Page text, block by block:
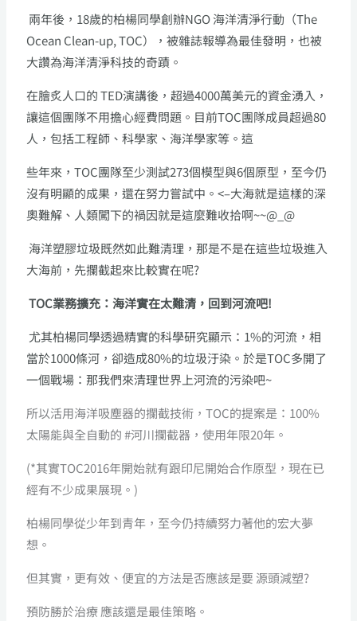
兩年後，18歲的柏楊同學創辦NGO 海洋清淨行動（The
Ocean Clean-up, TOC），被雜誌報導為最佳發明，也被
大讚為海洋清淨科技的奇蹟。
在膾炙人口的 TED演講後，超過4000萬美元的資金湧入，
讓這個團隊不用擔心經費問題。目前TOC團隊成員超過80
人，包括工程師、科學家、海洋學家等。這
些年來，TOC團隊至少測試273個模型與6個原型，至今仍
沒有明顯的成果，還在努力嘗試中。<–大海就是這樣的深
奧難解、人類闖下的禍因就是這麼難收拾啊~~@_@
海洋塑膠垃圾既然如此難清理，那是不是在這些垃圾進入
大海前，先攔截起來比較實在呢?
TOC業務擴充：海洋實在太難清，回到河流吧!
尤其柏楊同學透過精實的科學研究顯示：1%的河流，相
當於1000條河，卻造成80%的垃圾汙染。於是TOC多開了
一個戰場：那我們來清理世界上河流的污染吧~
所以活用海洋吸塵器的攔截技術，TOC的提案是：100%
太陽能與全自動的 #河川攔截器，使用年限20年。
(*其實TOC2016年開始就有跟印尼開始合作原型，現在已
經有不少成果展現。)
柏楊同學從少年到青年，至今仍持續努力著他的宏大夢
想。
但其實，更有效、便宜的方法是否應該是要 源頭減塑?
預防勝於治療 應該還是最佳策略。